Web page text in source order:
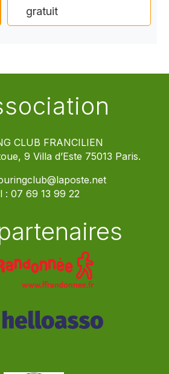
gratuit
CLUB FRANCILIEN
9 Villa d’Este 75013 Paris.
: 07 69 13 99 22